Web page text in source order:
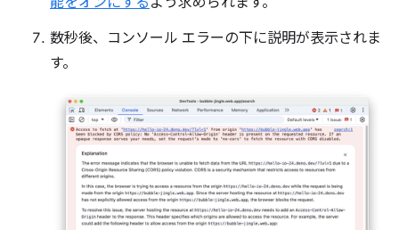
数秒後、コンソール エラーの下に説明が表示されま
す。